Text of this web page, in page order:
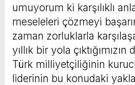
umuyorum ki karşılıklı
meseleleri çözmeyi
zaman zorluklarla
yıllık bir yola
Türk milliyetçiliğinin
liderinin bu konudaki